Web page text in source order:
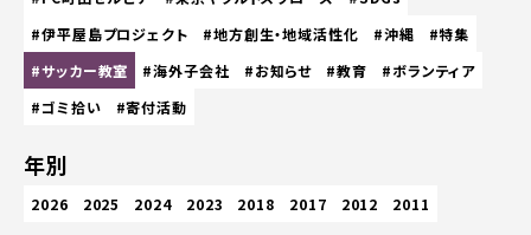
#伊平屋島プロジェクト
#地方創生・地域活性化 #沖縄
#特集
#サッカー教室
#海外子会社 #お知らせ #教育
#ボランティア
#ゴミ拾い
#寄付活動
年別
2026 2025 2024 2023 2018 2017 2012 2011